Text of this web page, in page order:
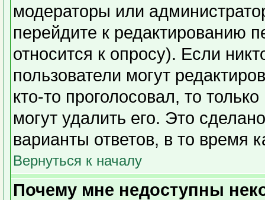
модераторы или
перейдите к редактированию
относится к опросу). Если
пользователи могут
кто-то проголосовал, то
могут удалить его. Это
варианты ответов, в то время
Вернуться к началу
Почему мне недоступны